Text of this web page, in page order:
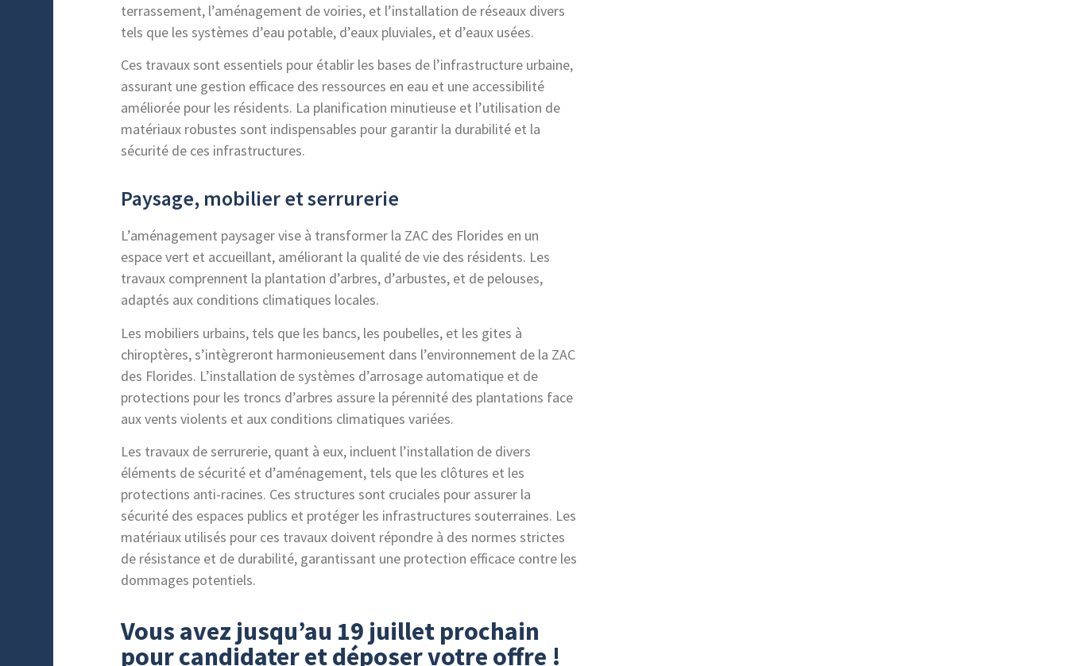
terrassement, l’aménagement de voiries, et l’installation de réseaux divers
tels que les systèmes d’eau potable, d’eaux pluviales, et d’eaux usées.
Ces travaux sont essentiels pour établir les bases de l’infrastructure urbaine,
assurant une gestion efficace des ressources en eau et une accessibilité
améliorée pour les résidents. La planification minutieuse et l’utilisation de
matériaux robustes sont indispensables pour garantir la durabilité et la
sécurité de ces infrastructures.
Paysage, mobilier et serrurerie
L’aménagement paysager vise à transformer la ZAC des Florides en un
espace vert et accueillant, améliorant la qualité de vie des résidents. Les
travaux comprennent la plantation d’arbres, d’arbustes, et de pelouses,
adaptés aux conditions climatiques locales.
Les mobiliers urbains, tels que les bancs, les poubelles, et les gites à
chiroptères, s’intègreront harmonieusement dans l’environnement de la ZAC
des Florides. L’installation de systèmes d’arrosage automatique et de
protections pour les troncs d’arbres assure la pérennité des plantations face
aux vents violents et aux conditions climatiques variées.
Les travaux de serrurerie, quant à eux, incluent l’installation de divers
éléments de sécurité et d’aménagement, tels que les clôtures et les
protections anti-racines. Ces structures sont cruciales pour assurer la
sécurité des espaces publics et protéger les infrastructures souterraines. Les
matériaux utilisés pour ces travaux doivent répondre à des normes strictes
de résistance et de durabilité, garantissant une protection efficace contre les
dommages potentiels.
Vous avez jusqu’au 19 juillet prochain
pour candidater et déposer votre offre !